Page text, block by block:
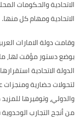
الاتحادية والحكومات
الاتحادية ومهام كل منها.
بوضع دستور مؤقت لها،
الدولة الاتحادية
لتحولات حضارية
والدولي، وتوفيرها
من أنجح التجارب